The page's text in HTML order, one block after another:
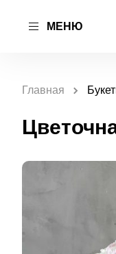
МЕНЮ
Главная